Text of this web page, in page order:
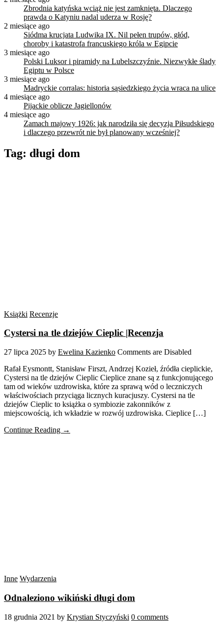
Zbrodnia katyńska wciąż nie jest zamknięta. Dlaczego
prawda o Katyniu nadal uderza w Rosję?
2 miesiące ago
Siódma krucjata Ludwika IX. Nil pełen trupów, głód,
choroby i katastrofa francuskiego króla w Egipcie
3 miesiące ago
Polski Luksor i piramidy na Lubelszczyźnie. Niezwykłe ślady
Egiptu w Polsce
3 miesiące ago
Madryckie corralas: historia sąsiedzkiego życia wraca na ulice
4 miesiące ago
Pijackie oblicze Jagiellonów
4 miesiące ago
Zamach majowy 1926: jak narodziła się decyzja Piłsudskiego
i dlaczego przewrót nie był planowany wcześniej?
Tag: długi dom
Książki Recenzje
Cystersi na tle dziejów Cieplic |Recenzja
27 lipca 2025 by Ewelina Kazienko Comments are Disabled
Rafał Eysmontt, Stanisław Firszt, Andrzej Kozieł, źródła cieplickie,
Cystersi na tle dziejów Cieplic Cieplice znane są z funkcjonującego
tam od wieków uzdrowiska, które za sprawą wód o leczniczych
właściwościach przyciąga licznych kuracjuszy. Cystersi na tle
dziejów Cieplic to książka o symbiozie zakonników z
miejscowością, ich wkładzie w rozwój uzdrowiska. Cieplice […]
Continue Reading →
Inne Wydarzenia
Odnaleziono wikiński długi dom
18 grudnia 2021 by Krystian Styczyński 0 comments